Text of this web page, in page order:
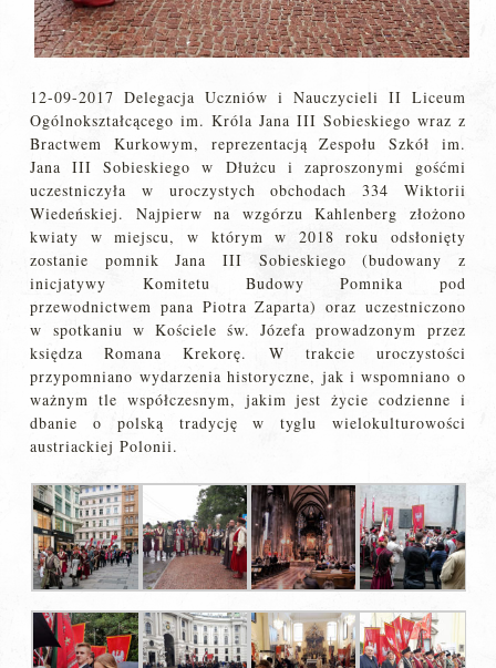
12-09-2017 Delegacja Uczniów i Nauczycieli II Liceum
Ogólnokształcącego im. Króla Jana III Sobieskiego wraz z
Bractwem Kurkowym, reprezentacją Zespołu Szkół im.
Jana III Sobieskiego w Dłużcu i zaproszonymi gośćmi
uczestniczyła w uroczystych obchodach 334 Wiktorii
Wiedeńskiej. Najpierw na wzgórzu Kahlenberg złożono
kwiaty w miejscu, w którym w 2018 roku odsłonięty
zostanie pomnik Jana III Sobieskiego (budowany z
inicjatywy Komitetu Budowy Pomnika pod
przewodnictwem pana Piotra Zaparta) oraz uczestniczono
w spotkaniu w Kościele św. Józefa prowadzonym przez
księdza Romana Krekorę. W trakcie uroczystości
przypomniano wydarzenia historyczne, jak i wspomniano o
ważnym tle współczesnym, jakim jest życie codzienne i
dbanie o polską tradycję w tyglu wielokulturowości
austriackiej Polonii.